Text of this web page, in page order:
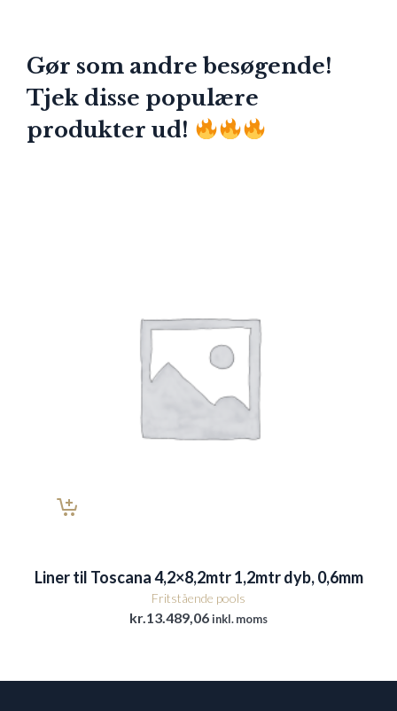
Gør som andre besøgende!
Tjek disse populære
produkter ud!
Liner til Toscana 4,2×8,2mtr 1,2mtr dyb, 0,6mm
Fritstående pools
kr. 13.489,06inkl. moms